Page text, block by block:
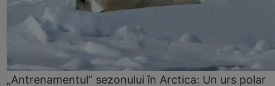
„Antrenamentul” sezonului în Arctica: Un urs polar